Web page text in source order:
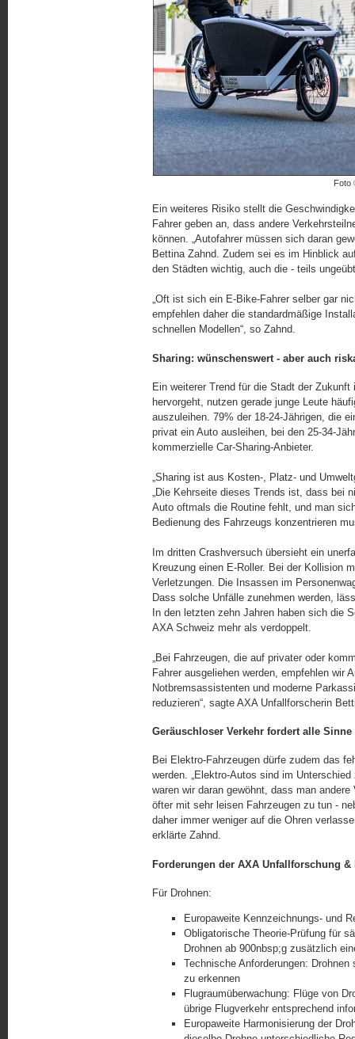
Foto
Ein weiteres Risiko stellt die
Fahrer geben an, dass andere
können. „Autofahrer müssen sich daran
Bettina Zahnd. Zudem sei es im Hinblick
den Städten wichtig, auch die - teils
„Oft ist sich ein E-Bike-Fahrer selber gar
empfehlen daher die standardmäßige
schnellen Modellen“, so Zahnd.
Sharing: wünschenswert - aber auch
Ein weiterer Trend für die Stadt der
hervorgeht, nutzen gerade junge Leute
auszuleihen. 79% der 18-24-Jährigen, die
privat ein Auto ausleihen, bei den 25-34-
kommerzielle Car-Sharing-Anbieter.
„Sharing ist aus Kosten-, Platz- und
„Die Kehrseite dieses Trends ist, dass bei
Auto oftmals die Routine fehlt, und man
Bedienung des Fahrzeugs konzentrieren
Im dritten Crashversuch übersieht ein
Kreuzung einen E-Roller. Bei der Kollision
Verletzungen. Die Insassen im
Dass solche Unfälle zunehmen werden,
In den letzten zehn Jahren haben sich die
AXA Schweiz mehr als ver­dop­pelt.
„Bei Fahrzeugen, die auf privater oder
Fahrer ausgeliehen werden, empfehlen wir
Notbremsassistenten und moderne
reduzieren“, sagte AXA Unfallforscherin
Geräuschloser Verkehr fordert alle Sinne
Bei Elektro-Fahrzeugen dürfe zudem das
werden. „Elektro-Autos sind im
waren wir daran gewöhnt, dass man
öfter mit sehr leisen Fahrzeugen zu tun -
daher immer weniger auf die Ohren
erklärte Zahnd.
Forderungen der AXA Unfallforschung
Für Drohnen:
Europaweite Kennzeichnungs- und
Obligatorische Theorie-Prüfung für
Drohnen ab 900nbsp;g zusätzlich
Technische Anforderungen:
zu erkennen
Flugraumüberwachung: Flüge von
übrige Flugverkehr entsprechend
Europaweite Harmonisierung der